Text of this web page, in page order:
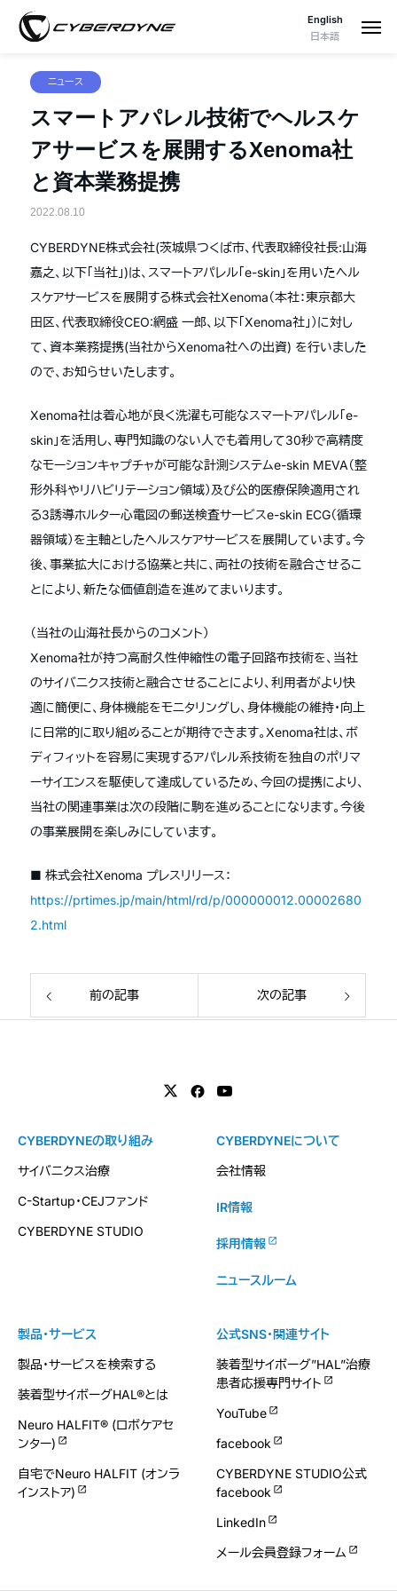
English
日本語
ニュース
スマートアパレル技術でヘルスケ
アサービスを展開するXenoma社
と資本業務提携
2022.08.10
CYBERDYNE株式会社(茨城県つくば市、代表取締役社長:山海
嘉之、以下「当社」)は、スマートアパレル「e-skin」を用いたヘル
スケアサービスを展開する株式会社Xenoma（本社：東京都大
田区、代表取締役CEO:網盛 一郎、以下「Xenoma社」）に対し
て、資本業務提携(当社からXenoma社への出資) を行いました
ので、お知らせいたします。
Xenoma社は着心地が良く洗濯も可能なスマートアパレル「e-
skin」を活用し、専門知識のない人でも着用して30秒で高精度
なモーションキャプチャが可能な計測システムe-skin MEVA（整
形外科やリハビリテーション領域）及び公的医療保険適用され
る3誘導ホルター心電図の郵送検査サービスe-skin ECG（循環
器領域）を主軸としたヘルスケアサービスを展開しています。今
後、事業拡大における協業と共に、両社の技術を融合させるこ
とにより、新たな価値創造を進めてまいります。
（当社の山海社長からのコメント）
Xenoma社が持つ高耐久性伸縮性の電子回路布技術を、当社
のサイバニクス技術と融合させることにより、利用者がより快
適に簡便に、身体機能をモニタリングし、身体機能の維持・向上
に日常的に取り組めることが期待できます。Xenoma社は、ボ
ディフィットを容易に実現するアパレル系技術を独自のポリマ
ーサイエンスを駆使して達成しているため、今回の提携により、
当社の関連事業は次の段階に駒を進めることになります。今後
の事業展開を楽しみにしています。
■ 株式会社Xenoma プレスリリース：
https://prtimes.jp/main/html/rd/p/000000012.00002680
2.html
前の記事 次の記事
製品・サービス
製品・サービスを検索する
装着型サイボーグHAL®とは
Neuro HALFIT® (ロボケアセ
ンター)
自宅でNeuro HALFIT (オンラ
インストア)
CYBERDYNEの取り組み
サイバニクス治療
C-Startup・CEJファンド
CYBERDYNE STUDIO
CYBERDYNEについて
会社情報
IR情報
採用情報
ニュースルーム
公式SNS・関連サイト
装着型サイボーグ”HAL”治療
患者応援専門サイト
YouTube
facebook
CYBERDYNE STUDIO公式
facebook
LinkedIn
メール会員登録フォーム